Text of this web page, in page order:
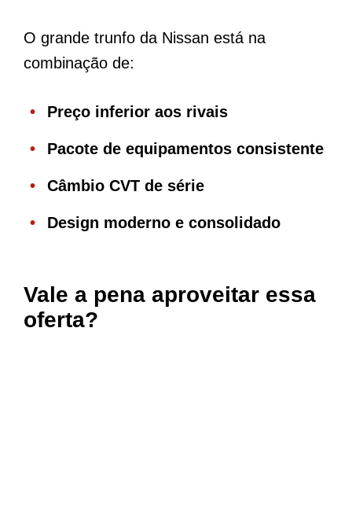
O grande trunfo da Nissan está na
combinação de:
Preço inferior aos rivais
Pacote de equipamentos consistente
Câmbio CVT de série
Design moderno e consolidado
Vale a pena aproveitar essa
oferta?